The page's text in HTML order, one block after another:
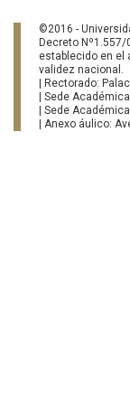
©2016 -
Decreto
establecido en el
validez nacional.
| Rectorado:
| Sede
| Sede
| Anexo áulico: